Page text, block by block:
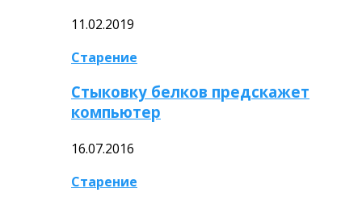
11.02.2019
Старение
Стыковку белков предскажет
компьютер
16.07.2016
Старение